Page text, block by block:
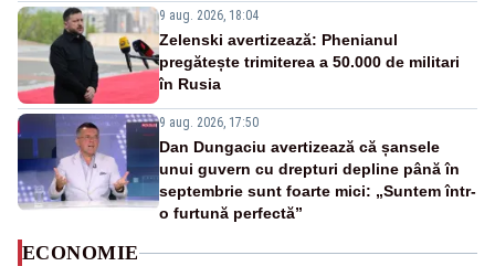
9 aug. 2026, 18:04
Zelenski avertizează: Phenianul
pregătește trimiterea a 50.000 de militari
în Rusia
9 aug. 2026, 17:50
Dan Dungaciu avertizează că șansele
unui guvern cu drepturi depline până în
septembrie sunt foarte mici: „Suntem într-
o furtună perfectă”
ECONOMIE